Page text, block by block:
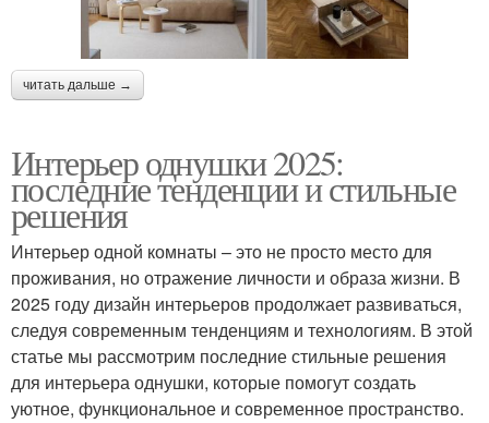
читать дальше →
Интерьер однушки 2025:
последние тенденции и стильные
решения
Интерьер одной комнаты – это не просто место для
проживания, но отражение личности и образа жизни. В
2025 году дизайн интерьеров продолжает развиваться,
следуя современным тенденциям и технологиям. В этой
статье мы рассмотрим последние стильные решения
для интерьера однушки, которые помогут создать
уютное, функциональное и современное пространство.